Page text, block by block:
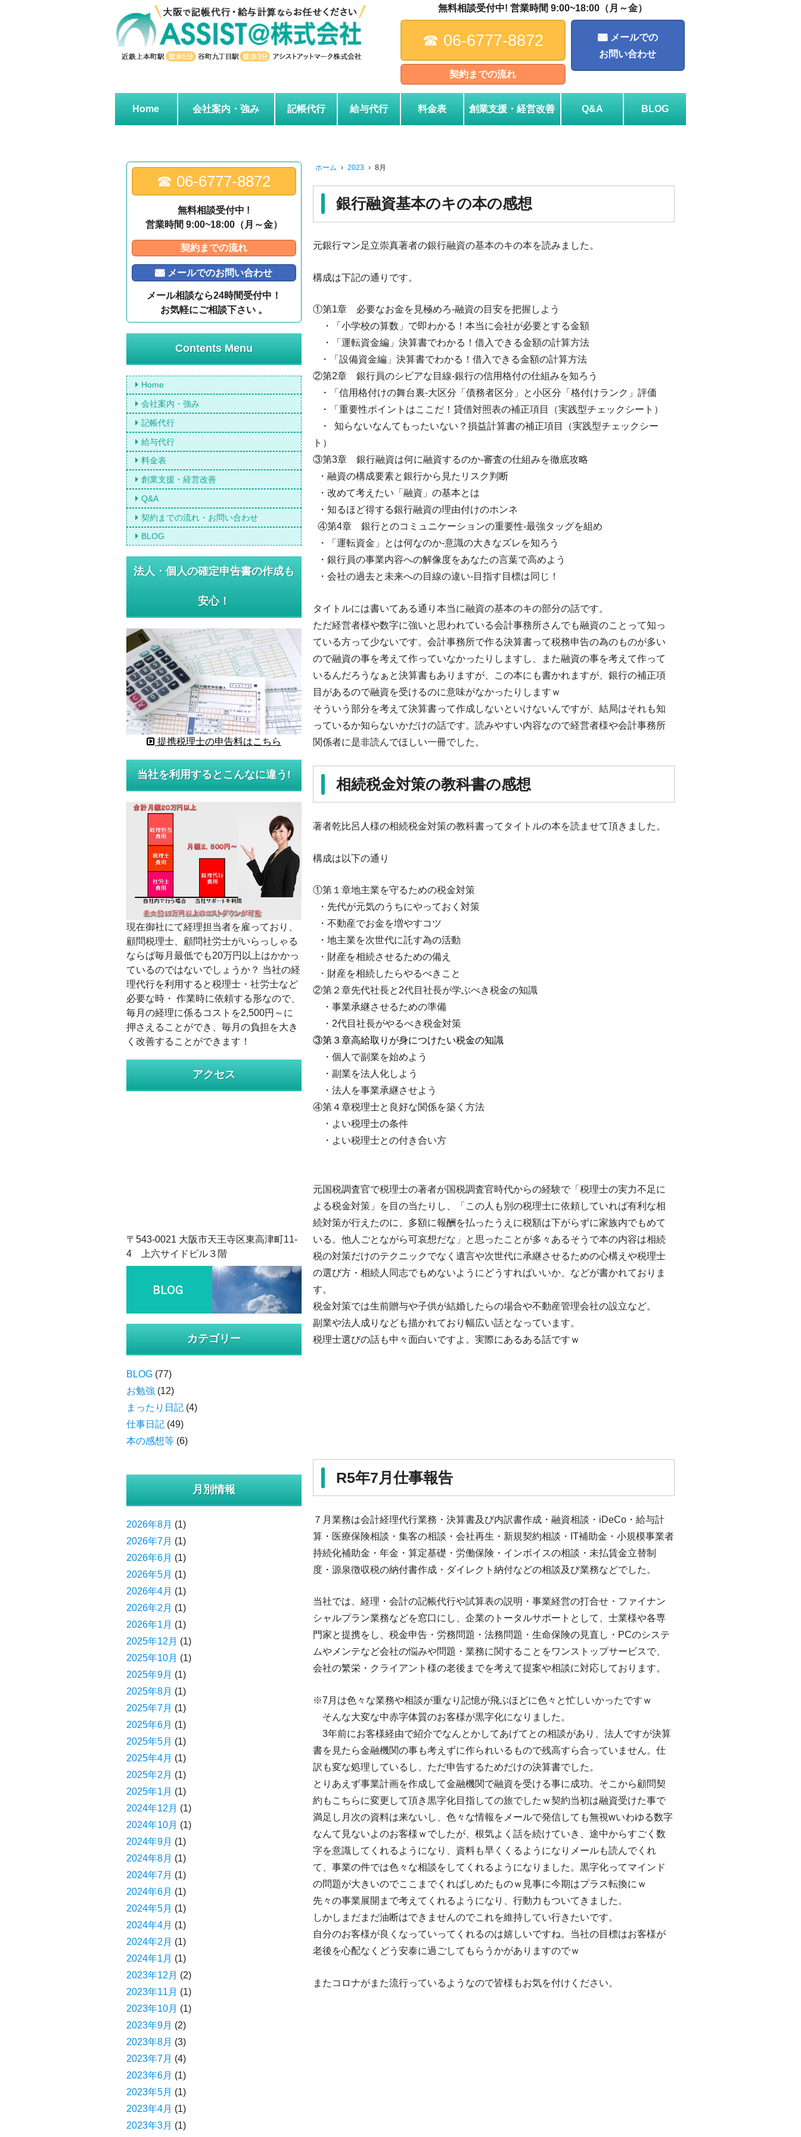
メ
イ
ン
無料相談受付中! 営業時間 9:00~18:00（月～金）
☎︎ 06-6777-8872
契約までの流れ
メールでの
お問い合わせ
Home 会社案内・強み 記帳代行 給与代行 料金表 創業支援・経営改善 Q&A BLOG
ホーム › 2023 › 8月
銀行融資基本のキの本の感想
元銀行マン足立崇真著者の銀行融資の基本のキの本を読みました。
構成は下記の通りです。
①第1章 必要なお金を見極めろ-融資の目安を把握しよう
・「小学校の算数」で即わかる！本当に会社が必要とする金額
・「運転資金編」決算書でわかる！借入できる金額の計算方法
・「設備資金編」決算書でわかる！借入できる金額の計算方法
②第2章 銀行員のシビアな目線-銀行の信用格付の仕組みを知ろう
・「信用格付けの舞台裏‐大区分「債務者区分」と小区分「格付けランク」評価
・「重要性ポイントはここだ！貸借対照表の補正項目（実践型チェックシート）
・ 知らないなんてもったいない？損益計算書の補正項目（実践型チェックシー
ト）
③第3章 銀行融資は何に融資するのか-審査の仕組みを徹底攻略
・融資の構成要素と銀行から見たリスク判断
・改めて考えたい「融資」の基本とは
・知るほど得する銀行融資の理由付けのホンネ
④第4章 銀行とのコミュニケーションの重要性-最強タッグを組め
・「運転資金」とは何なのか-意識の大きなズレを知ろう
・銀行員の事業内容への解像度をあなたの言葉で高めよう
・会社の過去と未来への目線の違い-目指す目標は同じ！
タイトルには書いてある通り本当に融資の基本のキの部分の話です。
ただ経営者様や数字に強いと思われている会計事務所さんでも融資のことって知っ
ている方って少ないです。会計事務所で作る決算書って税務申告の為のものが多い
ので融資の事を考えて作っていなかったりしますし、また融資の事を考えて作って
いるんだろうなぁと決算書もありますが、この本にも書かれますが、銀行の補正項
目があるので融資を受けるのに意味がなかったりしますｗ
そういう部分を考えて決算書って作成しないといけないんですが、結局はそれも知
っているか知らないかだけの話です。読みやすい内容なので経営者様や会計事務所
関係者に是非読んでほしい一冊でした。
相続税金対策の教科書の感想
著者乾比呂人様の相続税金対策の教科書ってタイトルの本を読ませて頂きました。
構成は以下の通り
①第１章地主業を守るための税金対策
・先代が元気のうちにやっておく対策
・不動産でお金を増やすコツ
・地主業を次世代に託す為の活動
・財産を相続させるための備え
・財産を相続したらやるべきこと
②第２章先代社長と2代目社長が学ぶべき税金の知識
・事業承継させるための準備
・2代目社長がやるべき税金対策
③第３章高給取りが身につけたい税金の知識
・個人で副業を始めよう
・副業を法人化しよう
・法人を事業承継させよう
④第４章税理士と良好な関係を築く方法
・よい税理士の条件
・よい税理士との付き合い方
元国税調査官で税理士の著者が国税調査官時代からの経験で「税理士の実力不足に
よる税金対策」を目の当たりし、「この人も別の税理士に依頼していれば有利な相
続対策が行えたのに、多額に報酬を払ったうえに税額は下がらずに家族内でもめて
いる。他人ごとながら可哀想だな」と思ったことが多々あるそうで本の内容は相続
税の対策だけのテクニックでなく遺言や次世代に承継させるための心構えや税理士
の選び方・相続人同志でもめないようにどうすればいいか、などが書かれておりま
す。
税金対策では生前贈与や子供が結婚したらの場合や不動産管理会社の設立など。
副業や法人成りなども描かれており幅広い話となっています。
税理士選びの話も中々面白いですよ。実際にあるある話ですｗ
R5年7月仕事報告
７月業務は会計経理代行業務・決算書及び内訳書作成・融資相談・iDeCo・給与計
算・医療保険相談・集客の相談・会社再生・新規契約相談・IT補助金・小規模事業者
持続化補助金・年金・算定基礎・労働保険・インボイスの相談・未払賃金立替制
度・源泉徴収税の納付書作成・ダイレクト納付などの相談及び業務などでした。
当社では、経理・会計の記帳代行や試算表の説明・事業経営の打合せ・ファイナン
シャルプラン業務などを窓口にし、企業のトータルサポートとして、士業様や各専
門家と提携をし、税金申告・労務問題・法務問題・生命保険の見直し・PCのシステ
ムやメンテなど会社の悩みや問題・業務に関することをワンストップサービスで、
会社の繁栄・クライアント様の老後までを考えて提案や相談に対応しております。
※7月は色々な業務や相談が重なり記憶が飛ぶほどに色々と忙しいかったですｗ
そんな大変な中赤字体質のお客様が黒字化になりました。
3年前にお客様経由で紹介でなんとかしてあげてとの相談があり、法人ですが決算
書を見たら金融機関の事も考えずに作られいるもので残高すら合っていません。仕
訳も変な処理しているし、ただ申告するためだけの決算書でした。
とりあえず事業計画を作成して金融機関で融資を受ける事に成功。そこから顧問契
約もこちらに変更して頂き黒字化目指しての旅でしたｗ契約当初は融資受けた事で
満足し月次の資料は来ないし、色々な情報をメールで発信しても無視wいわゆる数字
なんて見ないよのお客様ｗでしたが、根気よく話を続けていき、途中からすごく数
字を意識してくれるようになり、資料も早くくるようになりメールも読んでくれ
て、事業の件では色々な相談をしてくれるようになりました。黒字化ってマインド
の問題が大きいのでここまでくればしめたものｗ見事に今期はプラス転換にｗ
先々の事業展開まで考えてくれるようになり、行動力もついてきました。
しかしまだまだ油断はできませんのでこれを維持してい行きたいです。
自分のお客様が良くなっていってくれるのは嬉しいですね。当社の目標はお客様が
老後を心配なくどう安泰に過ごしてもらうかがありますのでｗ
またコロナがまた流行っているようなので皆様もお気を付けください。
☎︎ 06-6777-8872
無料相談受付中 !
営業時間 9:00~18:00（月～金）
契約までの流れ
メールでのお問い合わせ
メール相談なら24時間受付中！
お気軽にご相談下さい 。
Contents Menu
Home
会社案内・強み
記帳代行
給与代行
料金表
創業支援・経営改善
Q&A
契約までの流れ・お問い合わせ
BLOG
法人・個人の確定申告書の作成も
安心！
提携税理士の申告料はこちら
当社を利用するとこんなに違う!
現在御社にて経理担当者を雇っており、
顧問税理士、顧問社労士がいらっしゃる
ならば毎月最低でも20万円以上はかかっ
ているのではないでしょうか？ 当社の経
理代行を利用すると税理士・社労士など
必要な時・ 作業時に依頼する形なので、
毎月の経理に係るコストを2,500円～に
押さえることができ、毎月の負担を大き
く改善することができます！
アクセス
〒543-0021 大阪市天王寺区東高津町11-
4 上六サイドビル３階
カテゴリー
BLOG (77)
お勉強 (12)
まったり日記 (4)
仕事日記 (49)
本の感想等 (6)
月別情報
2026年8月 (1)
2026年7月 (1)
2026年6月 (1)
2026年5月 (1)
2026年4月 (1)
2026年2月 (1)
2026年1月 (1)
2025年12月 (1)
2025年10月 (1)
2025年9月 (1)
2025年8月 (1)
2025年7月 (1)
2025年6月 (1)
2025年5月 (1)
2025年4月 (1)
2025年2月 (1)
2025年1月 (1)
2024年12月 (1)
2024年10月 (1)
2024年9月 (1)
2024年8月 (1)
2024年7月 (1)
2024年6月 (1)
2024年5月 (1)
2024年4月 (1)
2024年2月 (1)
2024年1月 (1)
2023年12月 (2)
2023年11月 (1)
2023年10月 (1)
2023年9月 (2)
2023年8月 (3)
2023年7月 (4)
2023年6月 (1)
2023年5月 (1)
2023年4月 (1)
2023年3月 (1)